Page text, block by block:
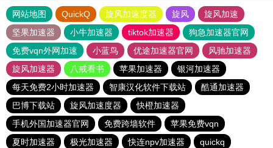
网站地图 QuickQ 旋风加速度器 旋风
旋风加速
坚果加速器
小牛加速器 tiktok加速器
狗急加速器官网
免费vqn外网加速
小蓝鸟 优途加速器官网
风驰加速器
旋风加速器
八戒看书 苹果加速器
银河加速器
每天免费2小时加速器
智康汉化软件下载站
酷通加速器
巴博下载站
旋风加速度器
快橙加速器
手机外国加速器官网
免费跨墙软件
苹果免费vqn
夏时加速器
极光加速器 快连npv加速器 quickq